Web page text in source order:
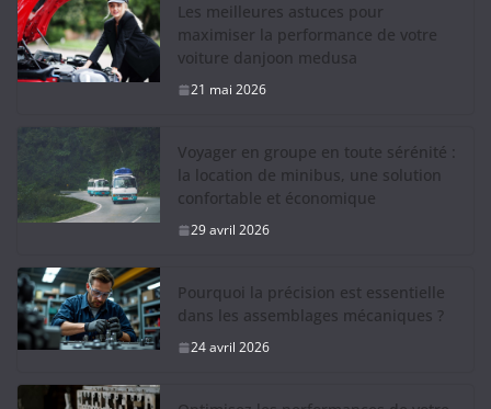
Les meilleures astuces pour
maximiser la performance de votre
voiture danjoon medusa
21 mai 2026
Voyager en groupe en toute sérénité :
la location de minibus, une solution
confortable et économique
29 avril 2026
Pourquoi la précision est essentielle
dans les assemblages mécaniques ?
24 avril 2026